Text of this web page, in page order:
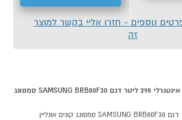
נוספים - חזרו אליי בקשר למוצר
זה
למה כדאי לקנות מקרר אינטגרלי 298 ליטר דגם SAMSUNG BRB80F30 סמסונג
מקרר אינטגרלי 298 ליטר דגם SAMSUNG BRB80F30 סמסונג קונים אונליין